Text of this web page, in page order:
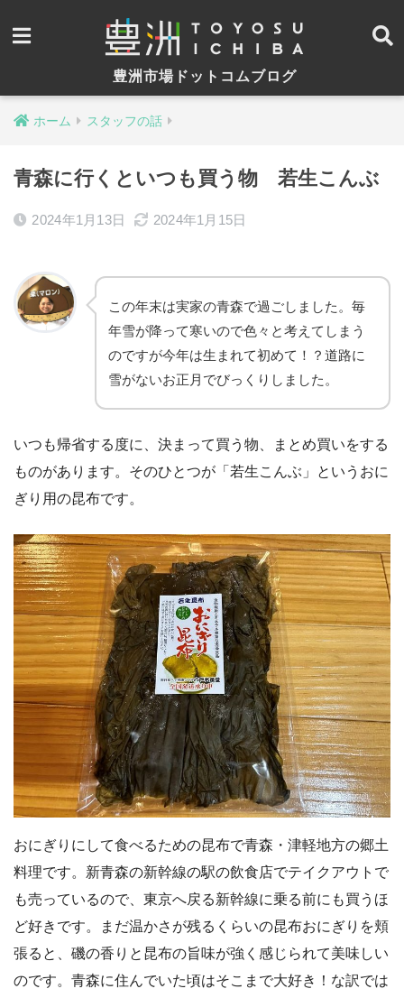
豊洲市場ドットコムブログ
ホーム スタッフの話
青森に行くといつも買う物 若生こんぶ
2024年1月13日 2024年1月15日
この年末は実家の青森で過ごしました。毎
年雪が降って寒いので色々と考えてしまう
のですが今年は生まれて初めて！？道路に
雪がないお正月でびっくりしました。
いつも帰省する度に、決まって買う物、まとめ買いをする
ものがあります。そのひとつが「若生こんぶ」というおに
ぎり用の昆布です。
おにぎりにして食べるための昆布で青森・津軽地方の郷土
料理です。新青森の新幹線の駅の飲食店でテイクアウトで
も売っているので、東京へ戻る新幹線に乗る前にも買うほ
ど好きです。まだ温かさが残るくらいの昆布おにぎりを頬
張ると、磯の香りと昆布の旨味が強く感じられて美味しい
のです。青森に住んでいた頃はそこまで大好き！な訳では